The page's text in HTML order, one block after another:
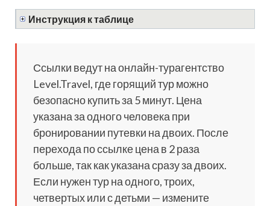
Инструкция к таблице
Ссылки ведут на онлайн-турагентство
Level.Travel, где горящий тур можно
безопасно купить за 5 минут. Цена
указана за одного человека при
бронировании путевки на двоих. После
перехода по ссылке цена в 2 раза
больше, так как указана сразу за двоих.
Если нужен тур на одного, троих,
четвертых или с детьми — измените